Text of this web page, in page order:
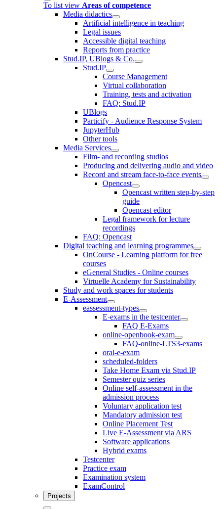
To list view Areas of competence
Media didactics
Artificial intelligence in teaching
Legal issues
Accessible digital teaching
Reports from practice
Stud.IP, UBlogs & Co.
Stud.IP
Course Management
Virtual collaboration
Training, tests and activation
FAQ: Stud.IP
UBlogs
Particify - Audience Response System
JupyterHub
Other tools
Media Services
Film- and recording studios
Producing and delivering audio and video
Record and stream face-to-face events
Opencast
Opencast written step-by-step
guide
Opencast editor
Legal framework for lecture
recordings
FAQ: Opencast
Digital teaching and learning programmes
OnCourse - Learning platform for free
courses
eGeneral Studies - Online courses
Virtuelle Academy for Sustainability
Study and work spaces for students
E-Assessment
eassessment-types
E-exams in the testcenter
FAQ E-Exams
online-openbook-exam
FAQ-online-LTS3-exams
oral-e-exam
scheduled-folders
Take Home Exam via Stud.IP
Semester quiz series
Online self-assessment in the
admission process
Voluntary application test
Mandatory admission test
Online Placement Test
Live E-Assessment via ARS
Software applications
Hybrid exams
Testcenter
Practice exam
Examination system
ExamControl
Projects